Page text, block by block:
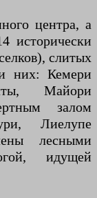
центра, а
исторически
слитых
них: Кемери
Майори
залом
Лиелупе
лесными
идущей